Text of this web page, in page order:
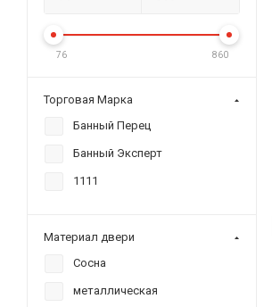
76 860
Торговая Марка
Банный Перец
Банный Эксперт
1111
Материал двери
Сосна
металлическая